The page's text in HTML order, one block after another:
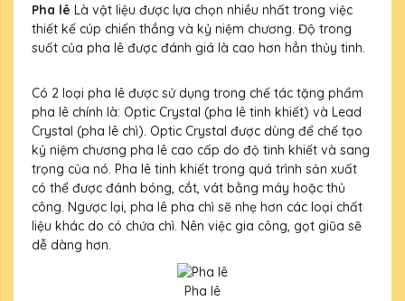
Pha lê Là vật liệu được lựa chọn nhiều nhất trong việc
thiết kế cúp chiến thắng và kỷ niệm chương. Độ trong
suốt của pha lê được đánh giá là cao hơn hẳn thủy tinh.
Có 2 loại pha lê được sử dụng trong chế tác tặng phẩm
pha lê chính là: Optic Crystal (pha lê tinh khiết) và Lead
Crystal (pha lê chì). Optic Crystal được dùng để chế tạo
kỷ niệm chương pha lê cao cấp do độ tinh khiết và sang
trọng của nó. Pha lê tinh khiết trong quá trình sản xuất
có thể được đánh bóng, cắt, vát bằng máy hoặc thủ
công. Ngược lại, pha lê pha chì sẽ nhẹ hơn các loại chất
liệu khác do có chứa chì. Nên việc gia công, gọt giũa sẽ
dễ dàng hơn.
Pha lê